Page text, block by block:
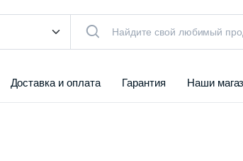
Доставка и оплата Гарантия Наши